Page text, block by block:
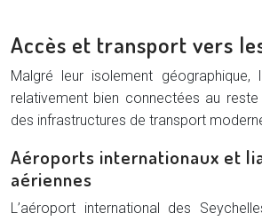
Accès et transport vers
Malgré leur isolement géographique,
relativement bien connectées au
des infrastructures de transport
Aéroports internationaux et
aériennes
L’aéroport international des